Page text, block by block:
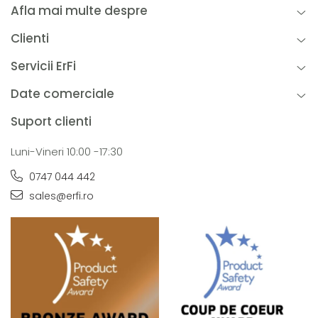
Afla mai multe despre
Clienti
Servicii ErFi
Date comerciale
Suport clienti
Luni-Vineri 10:00 -17:30
0747 044 442
sales@erfi.ro